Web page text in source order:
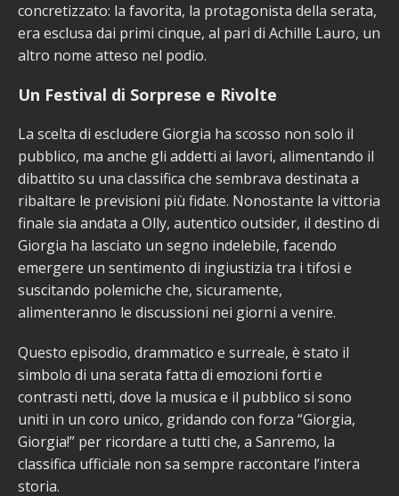
concretizzato: la favorita, la protagonista della serata,
era esclusa dai primi cinque, al pari di Achille Lauro, un
altro nome atteso nel podio.
Un Festival di Sorprese e Rivolte
La scelta di escludere Giorgia ha scosso non solo il
pubblico, ma anche gli addetti ai lavori, alimentando il
dibattito su una classifica che sembrava destinata a
ribaltare le previsioni più fidate. Nonostante la vittoria
finale sia andata a Olly, autentico outsider, il destino di
Giorgia ha lasciato un segno indelebile, facendo
emergere un sentimento di ingiustizia tra i tifosi e
suscitando polemiche che, sicuramente,
alimenteranno le discussioni nei giorni a venire.
Questo episodio, drammatico e surreale, è stato il
simbolo di una serata fatta di emozioni forti e
contrasti netti, dove la musica e il pubblico si sono
uniti in un coro unico, gridando con forza “Giorgia,
Giorgia!” per ricordare a tutti che, a Sanremo, la
classifica ufficiale non sa sempre raccontare l’intera
storia.